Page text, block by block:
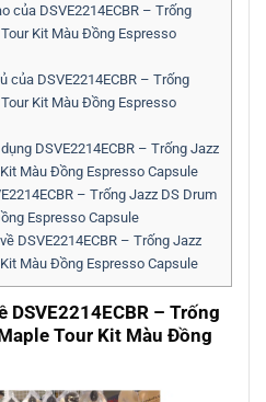
của DSVE2214ECBR – Trống
Kit Màu Đồng Espresso
của DSVE2214ECBR – Trống
Kit Màu Đồng Espresso
DSVE2214ECBR – Trống Jazz
Màu Đồng Espresso Capsule
– Trống Jazz DS Drum
Espresso Capsule
DSVE2214ECBR – Trống Jazz
Màu Đồng Espresso Capsule
DSVE2214ECBR – Trống
Tour Kit Màu Đồng